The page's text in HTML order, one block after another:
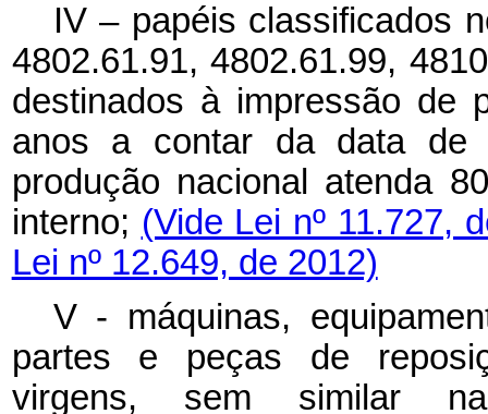
IV – papéis classificados
4802.61.91, 4802.61.99,
destinados à impressão de
anos a contar da data
produção nacional atenda
interno; (Vide Lei nº 11.727,
Lei nº 12.649, de 2012)
V - máquinas,
partes e peças de
virgens, sem similar